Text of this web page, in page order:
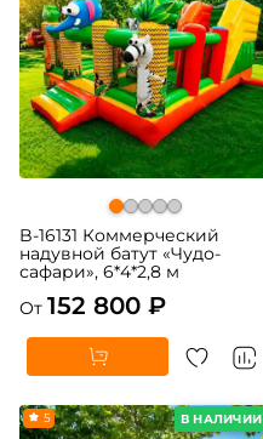
B-16131 Коммерческий
надувной батут «Чудо-
сафари», 6*4*2,8 м
От 152 800 ₽
В НАЛИЧИИ
5